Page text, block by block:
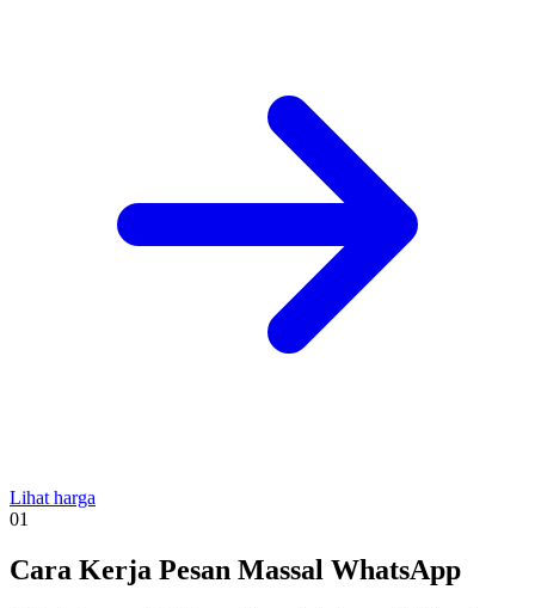
Lihat harga
01
Cara Kerja Pesan Massal WhatsApp